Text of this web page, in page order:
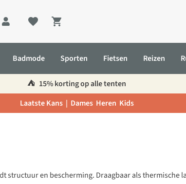
Shopping cart
Badmode Sporten Fietsen Reizen
⛺️ 15% korting op alle tenten
Laatste Kans | Dames Heren Kids
structuur en bescherming. Draagbaar als thermische